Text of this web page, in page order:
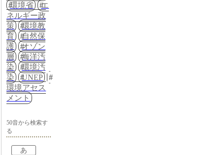
環境省
エ
ネルギー政
策
環境教
育
自然保
護
オゾン
層
海洋汚
染
環境汚
染
UNEP
環境アセス
メント
50音から検索す
る
あ